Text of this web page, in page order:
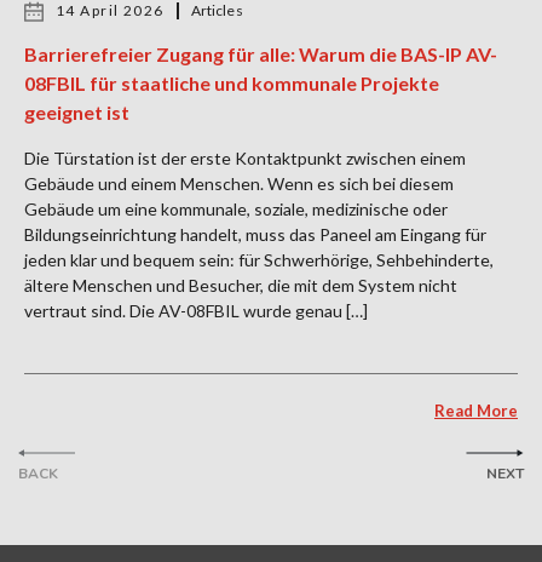
BACK
14 April 2026 Articles
Barrierefreier Zugang für alle: Warum die BAS-IP AV-
08FBIL für staatliche und kommunale Projekte
geeignet ist
Die Türstation ist der erste Kontaktpunkt zwischen einem
Gebäude und einem Menschen. Wenn es sich bei diesem
Gebäude um eine kommunale, soziale, medizinische oder
Bildungseinrichtung handelt, muss das Paneel am Eingang für
jeden klar und bequem sein: für Schwerhörige, Sehbehinderte,
ältere Menschen und Besucher, die mit dem System nicht
vertraut sind. Die AV-08FBIL wurde genau […]
Read More
NEXT